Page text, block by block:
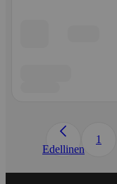
Edellinen
1